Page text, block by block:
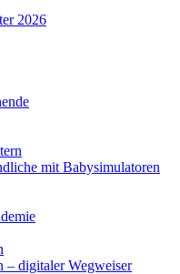
2026
mit Babysimulatoren
digitaler Wegweiser